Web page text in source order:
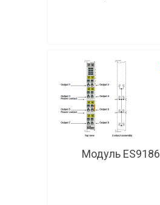
Модуль ES9186